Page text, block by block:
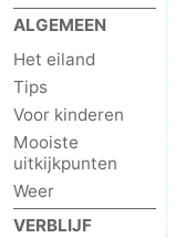
ALGEMEEN
Het eiland
Tips
Voor kinderen
Mooiste
uitkijkpunten
Weer
VERBLIJF